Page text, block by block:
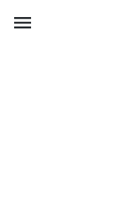
menu